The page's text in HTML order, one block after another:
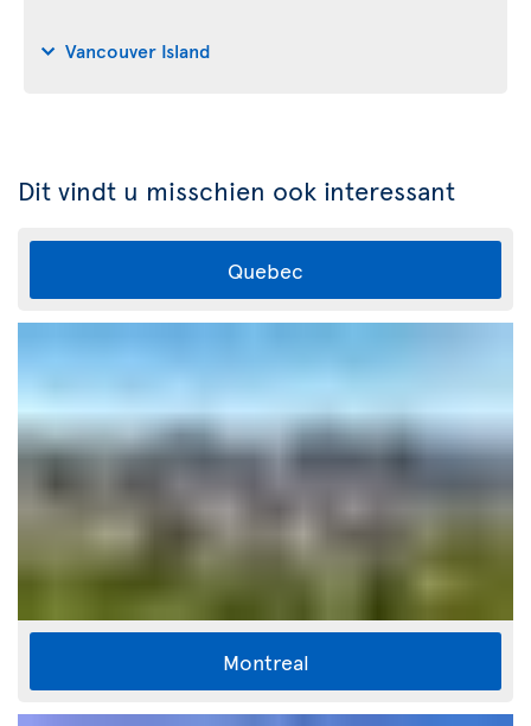
Vancouver Island
Dit vindt u misschien ook interessant
Quebec
Montreal